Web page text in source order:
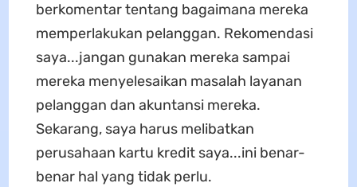
berkomentar tentang bagaimana mereka
memperlakukan pelanggan. Rekomendasi
saya...jangan gunakan mereka sampai
mereka menyelesaikan masalah layanan
pelanggan dan akuntansi mereka.
Sekarang, saya harus melibatkan
perusahaan kartu kredit saya...ini benar-
benar hal yang tidak perlu.